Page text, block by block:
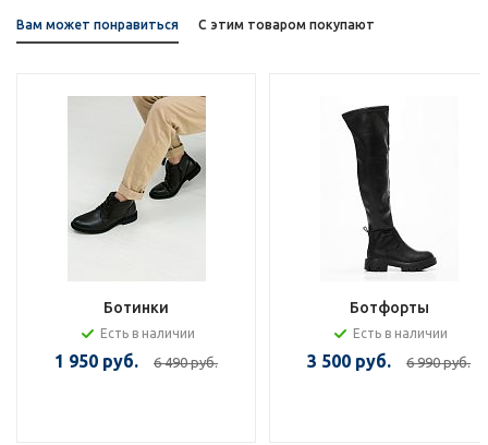
Вам может понравиться С этим товаром покупают
Ботинки
Есть в наличии
1 950 руб. 6 490 руб.
Ботфорты
Есть в наличии
3 500 руб. 6 990 руб.